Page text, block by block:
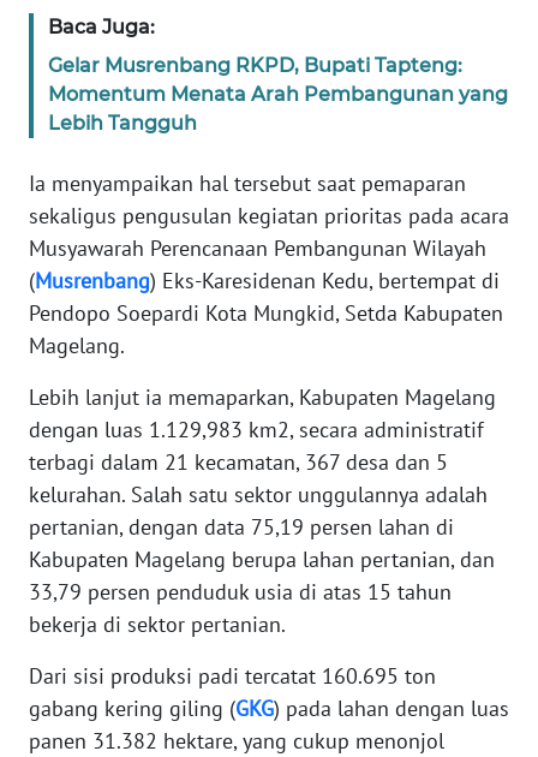
Baca Juga:
Gelar Musrenbang RKPD, Bupati Tapteng:
Momentum Menata Arah Pembangunan yang
Lebih Tangguh
Ia menyampaikan hal tersebut saat pemaparan
sekaligus pengusulan kegiatan prioritas pada acara
Musyawarah Perencanaan Pembangunan Wilayah
(Musrenbang) Eks-Karesidenan Kedu, bertempat di
Pendopo Soepardi Kota Mungkid, Setda Kabupaten
Magelang.
Lebih lanjut ia memaparkan, Kabupaten Magelang
dengan luas 1.129,983 km2, secara administratif
terbagi dalam 21 kecamatan, 367 desa dan 5
kelurahan. Salah satu sektor unggulannya adalah
pertanian, dengan data 75,19 persen lahan di
Kabupaten Magelang berupa lahan pertanian, dan
33,79 persen penduduk usia di atas 15 tahun
bekerja di sektor pertanian.
Dari sisi produksi padi tercatat 160.695 ton
gabang kering giling (GKG) pada lahan dengan luas
panen 31.382 hektare, yang cukup menonjol
WN
SUMUT
JABAR
WN
BANTEN
NTT
WN
KEPRI
WN
PAPUA
WN
PAPUA
BARAT